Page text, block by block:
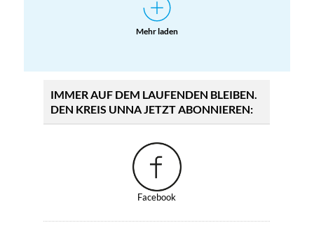
Mehr laden
IMMER AUF DEM LAUFENDEN BLEIBEN.
DEN KREIS UNNA JETZT ABONNIEREN:
Facebook